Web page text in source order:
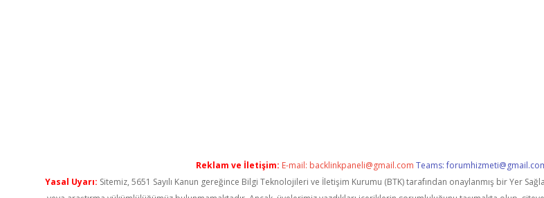
Reklam ve İletişim: E-mail: backlinkpaneli@gmail.com Teams:
Yasal Uyarı: Sitemiz, 5651 Sayılı Kanun gereğince Bilgi Teknolojileri ve İletişim Kurumu (BTK) tarafından onaylanmış bir Yer